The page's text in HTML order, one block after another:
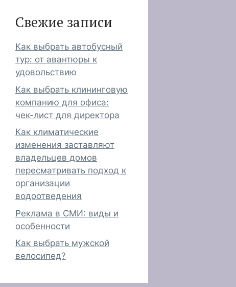
Свежие записи
Как выбрать автобусный
тур: от авантюры к
удовольствию
Как выбрать клининговую
компанию для офиса:
чек-лист для директора
Как климатические
изменения заставляют
владельцев домов
пересматривать подход к
организации
водоотведения
Реклама в СМИ: виды и
особенности
Как выбрать мужской
велосипед?